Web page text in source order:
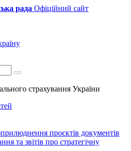
рада Офіційний сайт
страхування України
проєктів документів
та звітів про стратегічну